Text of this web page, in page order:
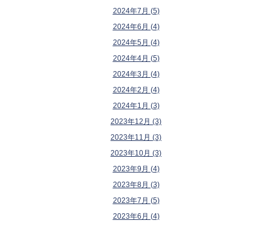
2024年7月 (5)
2024年6月 (4)
2024年5月 (4)
2024年4月 (5)
2024年3月 (4)
2024年2月 (4)
2024年1月 (3)
2023年12月 (3)
2023年11月 (3)
2023年10月 (3)
2023年9月 (4)
2023年8月 (3)
2023年7月 (5)
2023年6月 (4)